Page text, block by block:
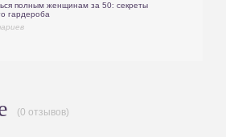
полным женщинам за 50: секреты
гардероба
(0 отзывов)